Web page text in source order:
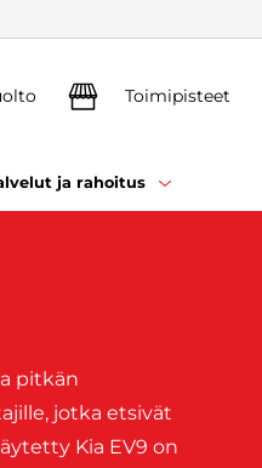
Toimipisteet
ja rahoitus
pitkän
jotka etsivät
Kia EV9 on